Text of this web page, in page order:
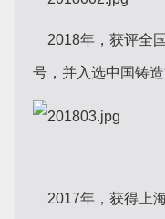
2018年，获评全
号，并入选中国铸造
2017年，获得上